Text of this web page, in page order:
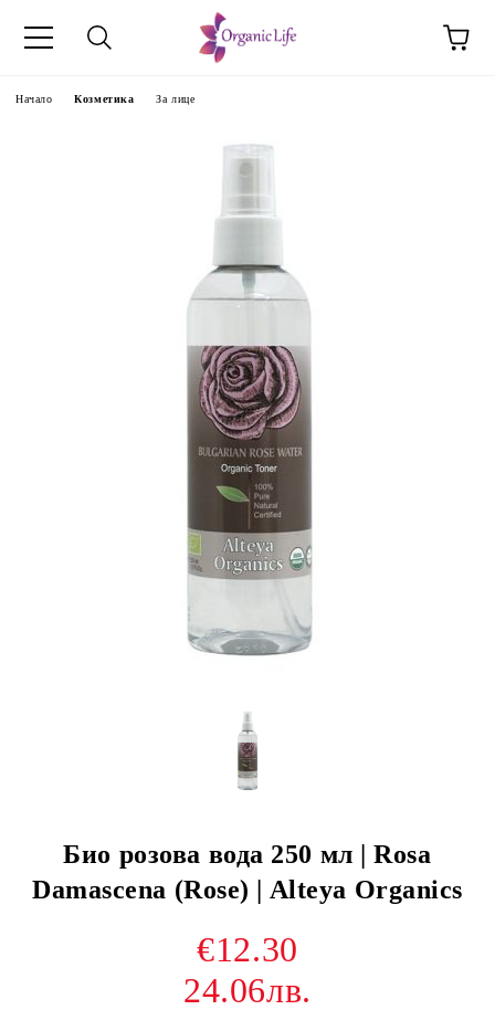
Начало Козметика За лице
Био розова вода 250 мл | Rosa
Damascena (Rose) | Alteya Organics
€12.30
24.06лв.